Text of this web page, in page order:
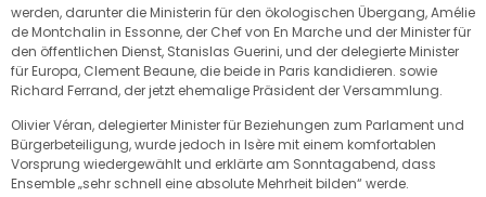
werden, darunter die Ministerin für den ökologischen Übergang, Amélie
de Montchalin in Essonne, der Chef von En Marche und der Minister für
den öffentlichen Dienst, Stanislas Guerini, und der delegierte Minister
für Europa, Clement Beaune, die beide in Paris kandidieren. sowie
Richard Ferrand, der jetzt ehemalige Präsident der Versammlung.
Olivier Véran, delegierter Minister für Beziehungen zum Parlament und
Bürgerbeteiligung, wurde jedoch in Isère mit einem komfortablen
Vorsprung wiedergewählt und erklärte am Sonntagabend, dass
Ensemble „sehr schnell eine absolute Mehrheit bilden“ werde.